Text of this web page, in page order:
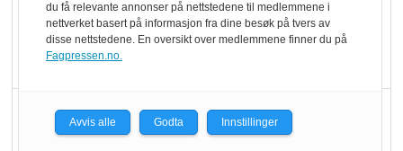
Kolonihagens norske
yoghurt: Trues av
Marit Kolby vant
Økologisk Norge sin
du få relevante annonser på nettstedene til medlemmene i
nettverket basert på informasjon fra dine besøk på tvers av
disse nettstedene. En oversikt over medlemmene finner du på
Fagpressen.no.
Avvis alle Godta Innstillinger